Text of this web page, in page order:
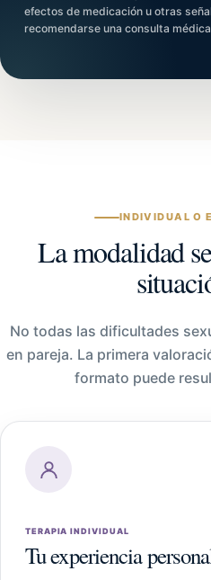
efectos de medicación u otras
recomendarse una consulta
INDIVIDUAL O
La modalidad
No todas las dificultades
en pareja. La primera
formato puede
TERAPIA INDIVIDUAL
Tu experiencia